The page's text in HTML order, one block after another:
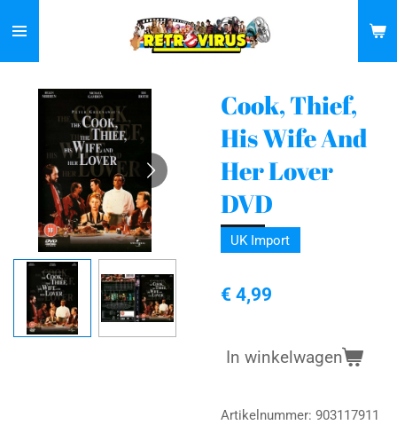
direct
naar
hoofdinhoud
Cook, Thief,
His Wife And
Her Lover
DVD
UK Import
€ 4,99
In winkelwagen
Artikelnummer: 903117911